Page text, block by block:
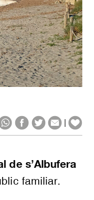
|
de s’Albufera
familiar.